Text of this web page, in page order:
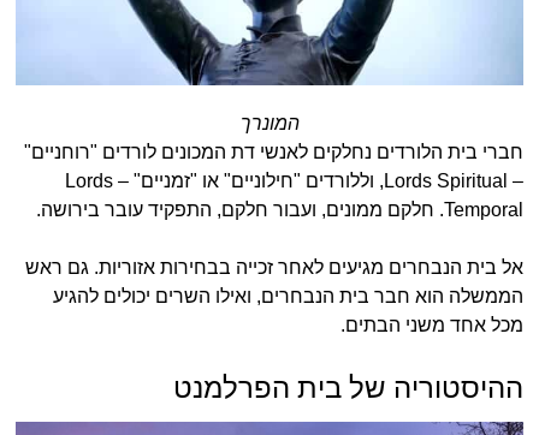
המונרך
חברי בית הלורדים נחלקים לאנשי דת המכונים לורדים "רוחניים"
– Lords Spiritual, וללורדים "חילוניים" או "זמניים" – Lords
Temporal. חלקם ממונים, ועבור חלקם, התפקיד עובר בירושה.
אל בית הנבחרים מגיעים לאחר זכייה בבחירות אזוריות. גם ראש
הממשלה הוא חבר בית הנבחרים, ואילו השרים יכולים להגיע
מכל אחד משני הבתים.
ההיסטוריה של בית הפרלמנט